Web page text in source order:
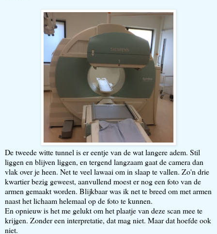
De tweede witte tunnel is er eentje van de wat langere adem. Stil
liggen en blijven liggen, en tergend langzaam gaat de camera dan
vlak over je heen. Net te veel lawaai om in slaap te vallen. Zo'n drie
kwartier bezig geweest, aanvullend moest er nog een foto van de
armen gemaakt worden. Blijkbaar was ik net te breed om met armen
naast het lichaam helemaal op de foto te kunnen.
En opnieuw is het me gelukt om het plaatje van deze scan mee te
krijgen. Zonder een interpretatie, dat mag niet. Maar dat hoefde ook
niet.